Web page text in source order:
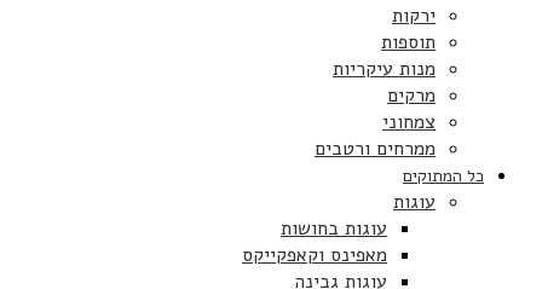
ירקות
תוספות
מנות עיקריות
מרקים
צמחוני
ממרחים ורטבים
כל המתוקים
עוגות
עוגות בחושות
מאפינס וקאפקייקס
עוגות גבינה